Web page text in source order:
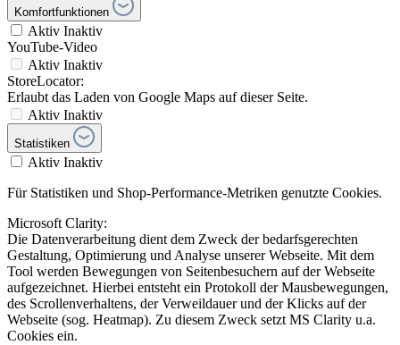
Komfortfunktionen
Aktiv Inaktiv
YouTube-Video
Aktiv Inaktiv
StoreLocator:
Erlaubt das Laden von Google Maps auf dieser Seite.
Aktiv Inaktiv
Statistiken
Aktiv Inaktiv
Für Statistiken und Shop-Performance-Metriken genutzte Cookies.
Microsoft Clarity:
Die Datenverarbeitung dient dem Zweck der bedarfsgerechten
Gestaltung, Optimierung und Analyse unserer Webseite. Mit dem
Tool werden Bewegungen von Seitenbesuchern auf der Webseite
aufgezeichnet. Hierbei entsteht ein Protokoll der Mausbewegungen,
des Scrollenverhaltens, der Verweildauer und der Klicks auf der
Webseite (sog. Heatmap). Zu diesem Zweck setzt MS Clarity u.a.
Cookies ein.